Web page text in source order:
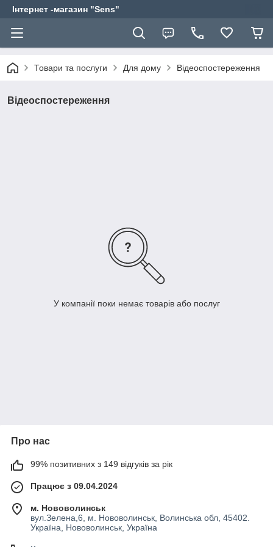
Інтернет -магазин "Sens"
Товари та послуги Для дому Відеоспостереження
Відеоспостереження
У компанії поки немає товарів або послуг
Про нас
99% позитивних з 149 відгуків за рік
Працює з 09.04.2024
м. Нововолинськ
вул.Зелена,6, м. Нововолинськ, Волинська обл, 45402.
Україна, Нововолинськ, Україна